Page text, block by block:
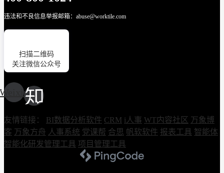
违法和不良信息举报邮箱：abuse@worktile.com
扫描二维码
关注微信公众号
Weixin
友情链接： BI数据分析软件 CRM i人事 WT内容社区 万象博
客 万象方舟 人事系统 党课帮 合思 帆软软件 报表工具 智能体
智能化研发管理工具 项目管理工具